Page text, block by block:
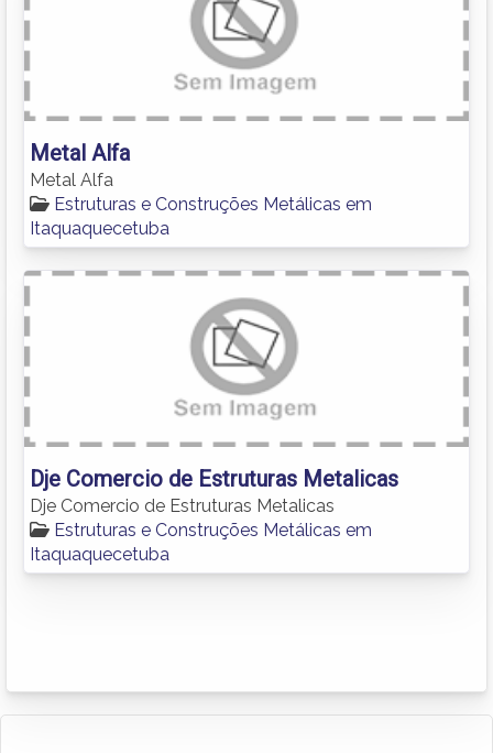
Metal Alfa
Metal Alfa
Estruturas e Construções Metálicas em
Itaquaquecetuba
Dje Comercio de Estruturas Metalicas
Dje Comercio de Estruturas Metalicas
Estruturas e Construções Metálicas em
Itaquaquecetuba